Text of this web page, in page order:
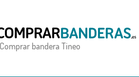
Comprar bandera Tineo